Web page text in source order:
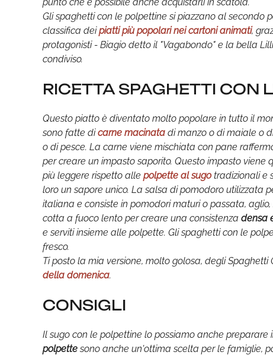
Gli spaghetti con le polpettine si piazzano al secondo
classifica deipiatti più popolari nei cartoni animati,
protagonisti - Biagio detto il "Vagabondo" e la bella
condiviso.
RICETTA SPAGHETTI CON
Questo piatto è diventato molto popolare in tutto il
sono fatte dicarne macinata di manzo o di maiale o
o di pesce. La carne viene mischiata con pane
per creare un impasto saporito. Questo impasto
più leggere rispetto alle polpette al sugotradizionali e
loro un sapore unico. La salsa di pomodoro utilizzata
italiana e consiste in pomodori maturi o passata,
cotta a fuoco lento per creare una consistenza densa
e serviti insieme alle polpette. Gli spaghetti con le
fresco.
Ti posto la mia versione, molto golosa, degli
della domenica.
CONSIGLI
Il sugo con le polpettine lo possiamo anche
polpettesono anche un'ottima scelta per le famiglie,